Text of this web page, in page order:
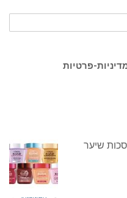
פרטיות
שיער